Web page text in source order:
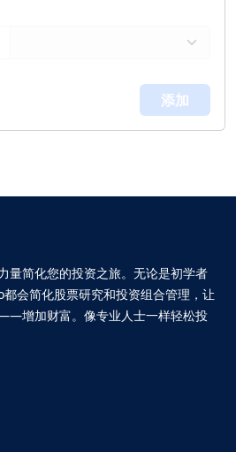
添加
量简化您的投资之旅。无论是初学者
会简化股票研究和投资组合管理，让
增加财富。像专业人士一样轻松投